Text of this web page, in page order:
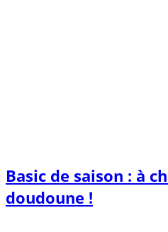
Basic de saison : à
doudoune !